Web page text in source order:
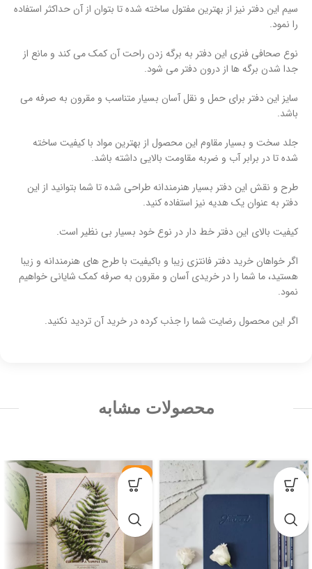
سیم این دفتر نیز از بهترین مفتول ساخته شده تا بتوان از آن حداکثر استفاده
را نمود.
نوع صحافی فنری این دفتر به برگه زدن راحت آن کمک می کند و مانع از
جدا شدن برگه ها از درون دفتر می شود.
سایز این دفتر برای حمل و نقل آسان بسیار متناسب و مقرون به صرفه می
باشد.
جلد سخت و بسیار مقاوم این محصول از بهترین مواد با کیفیت ساخته
شده تا در برابر آب و ضربه مقاومت بالایی داشته باشد.
طرح و نقش این دفتر بسیار هنرمندانه طراحی شده تا شما بتوانید از این
دفتر به عنوان یک هدیه نیز استفاده کنید.
کیفیت بالای این دفتر خط دار در نوع خود بسیار بی نظیر است.
اگر خواهان خرید دفتر فانتزی زیبا و باکیفیت با طرح های هنرمندانه و زیبا
هستید، ما شما را در خریدی آسان و مقرون به صرفه کمک شایانی خواهیم
نمود.
اگر این محصول رضایت شما را جذب کرده در خرید آن تردید نکنید.
محصولات مشابه
-23%